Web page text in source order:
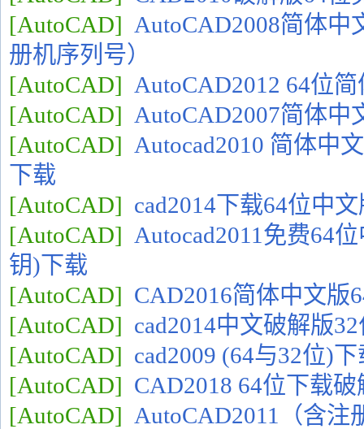
[AutoCAD] AutoCAD2008简体中
册机序列号）
[AutoCAD] AutoCAD2012 64位
[AutoCAD] AutoCAD2007简体中
[AutoCAD] Autocad2010 简体中
下载
[AutoCAD] cad2014下载64位中
[AutoCAD] Autocad2011免费64
钥)下载
[AutoCAD] CAD2016简体中文版
[AutoCAD] cad2014中文破解版
[AutoCAD] cad2009 (64与32位)
[AutoCAD] CAD2018 64位下载破
[AutoCAD] AutoCAD2011（含注